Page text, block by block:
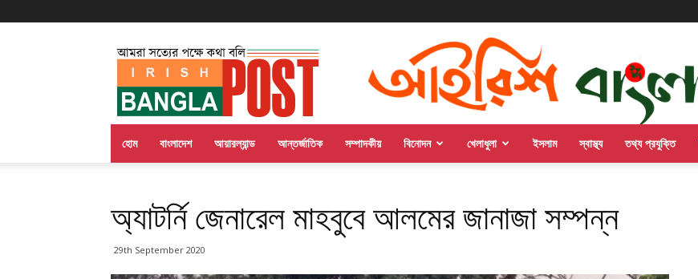
Irish
Bangla
Post
হোম বাংলাদেশ আয়ারল্যান্ড আন্তর্জাতিক সম্পাদকীয় বিনোদন খেলাধুলা ইসলাম স্বাস্থ্য তথ্য প্রযুক্তি
অ্যাটর্নি জেনারেল মাহবুবে আলমের জানাজা সম্পন্ন
29th September 2020